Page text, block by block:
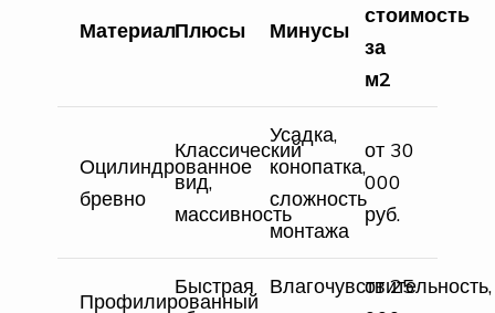
МатериалПлюсы Минусы
стоимость
за
м2
Оцилиндрованное
бревно
Классический
вид,
массивность
Усадка,
конопатка,
сложность
монтажа
от 30
000
руб.
Профилированный
Быстрая
Влагочувствительность,
от 25